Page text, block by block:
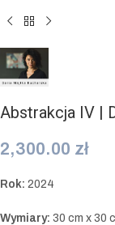
Abstrakcja IV |
2,300.00 zł
Rok: 2024
Wymiary: 30 cm x 30